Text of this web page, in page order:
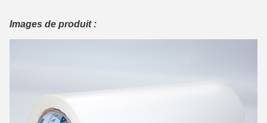
Images de produit :